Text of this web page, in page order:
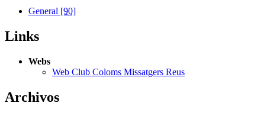
General [90]
Links
Webs
Web Club Coloms Missatgers Reus
Archivos